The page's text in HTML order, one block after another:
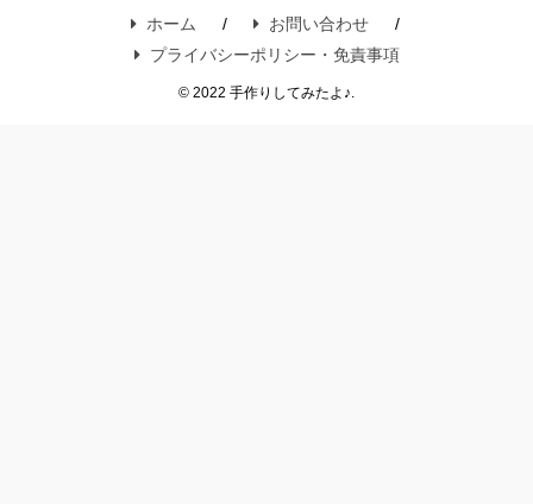
ホーム
お問い合わせ
プライバシーポリシー・免責事項
© 2022 手作りしてみたよ♪.